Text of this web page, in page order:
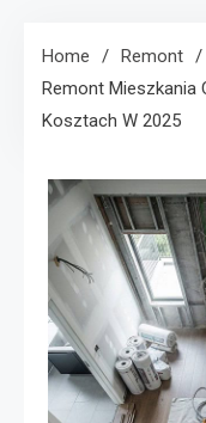
Home
Remont
Remont Mieszkania
Kosztach W 2025